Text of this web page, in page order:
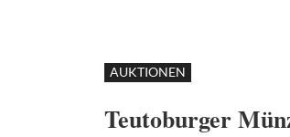
AUKTIONEN
Teutoburger